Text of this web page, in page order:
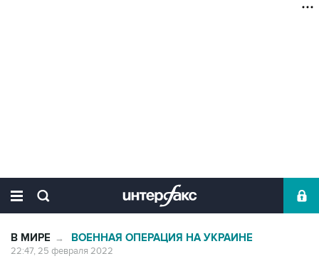
В МИРЕ → ВОЕННАЯ ОПЕРАЦИЯ НА УКРАИНЕ
22:47, 25 февраля 2022